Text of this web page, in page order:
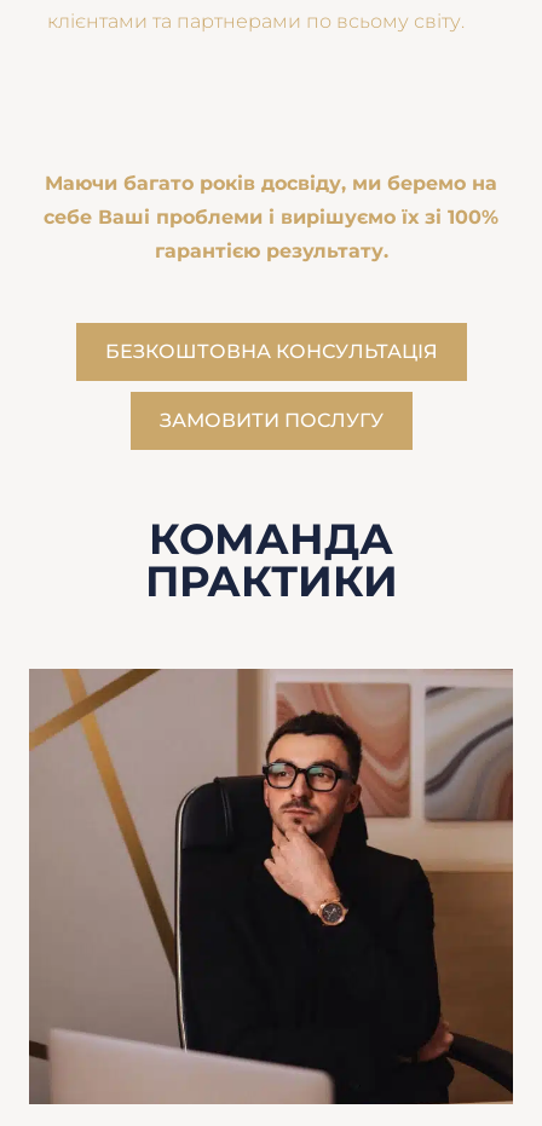
клієнтами та партнерами по всьому світу.
Маючи багато років досвіду, ми беремо на
себе Ваші проблеми і вирішуємо їх зі 100%
гарантією результату.
БЕЗКОШТОВНА КОНСУЛЬТАЦІЯ
ЗАМОВИТИ ПОСЛУГУ
КОМАНДА
ПРАКТИКИ